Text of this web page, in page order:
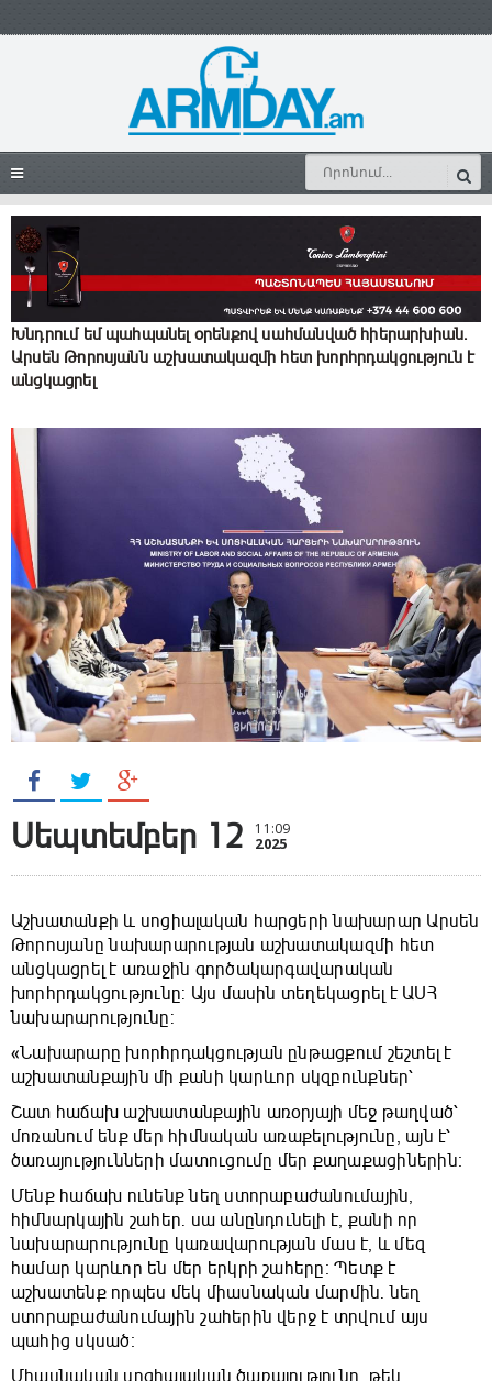
Խնդրում եմ պահպանել օրենքով սահմանված հիերարխիան.
Արսեն Թորոսյանն աշխատակազմի հետ խորհրդակցություն է
անցկացրել
Սեպտեմբեր 12 11:09
2025
Աշխատանքի և սոցիալական հարցերի նախարար Արսեն
Թորոսյանը նախարարության աշխատակազմի հետ
անցկացրել է առաջին գործակարգավարական
խորհրդակցությունը: Այս մասին տեղեկացրել է ԱՍՀ
նախարարությունը:
«Նախարարը խորհրդակցության ընթացքում շեշտել է
աշխատանքային մի քանի կարևոր սկզբունքներ՝
Շատ հաճախ աշխատանքային առօրյայի մեջ թաղված՝
մոռանում ենք մեր հիմնական առաքելությունը, այն է՝
ծառայությունների մատուցումը մեր քաղաքացիներին։
Մենք հաճախ ունենք նեղ ստորաբաժանումային,
հիմնարկային շահեր․ սա անընդունելի է, քանի որ
նախարարությունը կառավարության մաս է, և մեզ
համար կարևոր են մեր երկրի շահերը։ Պետք է
աշխատենք որպես մեկ միասնական մարմին․ նեղ
ստորաբաժանումային շահերին վերջ է տրվում այս
պահից սկսած։
Միասնական սոցիալական ծառայությունը, թեև